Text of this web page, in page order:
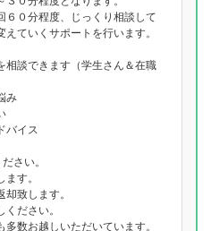
６０分程度、じっくり相談して
ていくサポートを行います。
相談できます（学生さん＆在職
み
バイス
さい。
す。
致します。
ださい。
数お越しいただいています。